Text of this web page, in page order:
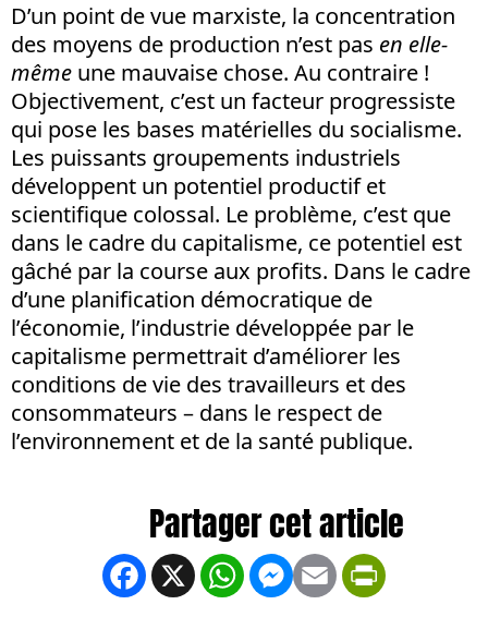
D’un point de vue marxiste, la concentration
des moyens de production n’est pas en elle-
même une mauvaise chose. Au contraire !
Objectivement, c’est un facteur progressiste
qui pose les bases matérielles du socialisme.
Les puissants groupements industriels
développent un potentiel productif et
scientifique colossal. Le problème, c’est que
dans le cadre du capitalisme, ce potentiel est
gâché par la course aux profits. Dans le cadre
d’une planification démocratique de
l’économie, l’industrie développée par le
capitalisme permettrait d’améliorer les
conditions de vie des travailleurs et des
consommateurs – dans le respect de
l’environnement et de la santé publique.
Facebook
X WhatsApp
Messenger
Email